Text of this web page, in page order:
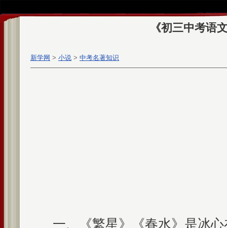
《初三中考语
新学网 > 小说 > 中考名著知识
一、《繁星》《春水》是冰